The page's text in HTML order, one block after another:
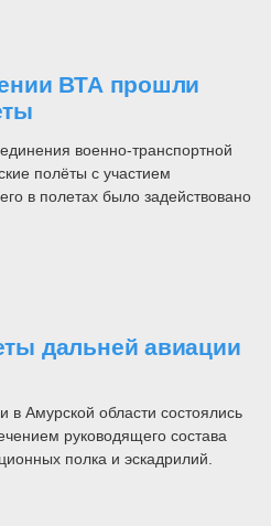
ВТА прошли
военно-транспортной
полёты с участием
в полетах было задействовано
дальней авиации
в Амурской области состоялись
руководящего состава
полка и эскадрилий.